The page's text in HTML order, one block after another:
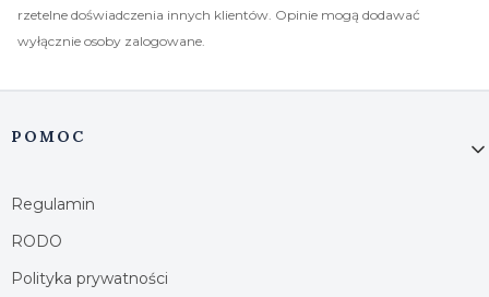
rzetelne doświadczenia innych klientów. Opinie mogą dodawać
wyłącznie osoby zalogowane.
Linki w stopce
POMOC
Regulamin
RODO
Polityka prywatności